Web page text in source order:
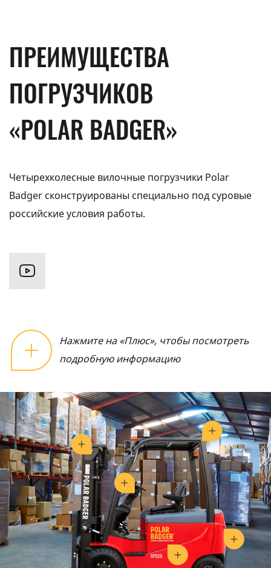
ПРЕИМУЩЕСТВА
ПОГРУЗЧИКОВ
«POLAR BADGER»
Четырехколесные вилочные погрузчики Polar
Badger сконструированы специально под суровые
российские условия работы.
Нажмите на «Плюс», чтобы посмотреть
подробную информацию